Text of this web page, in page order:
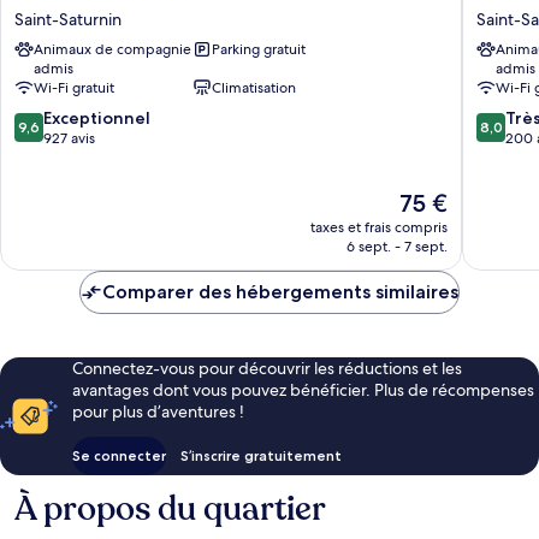
Hôtel
Le
Mans
Saint-
Saturnin
Saint-Saturnin
Animaux de compagnie
admis
Parking gratuit
Wi-Fi gratuit
Climatisation
9.6
sur
9,6 Exceptionnel
927 avis
Le
nouveau
prix
de
75 €
taxes et frais compris
6 sept. - 7 sept.
HOTEL
Le
Mans
Nord
1
Saint-
Saturnin
Saint-
admis
Wi-Fi
8.0
sur
8,0
200
Comparer des hébergements similaires
Connectez-vous pour découvrir les réductions et les
avantages dont vous pouvez bénéficier. Plus de récompenses
pour plus d’aventures !
Se connecter S’inscrire gratuitement
À propos du quartier